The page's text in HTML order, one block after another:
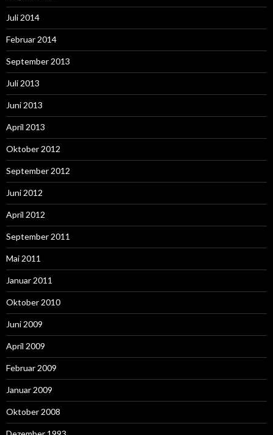
Juli 2014
Februar 2014
September 2013
Juli 2013
Juni 2013
April 2013
Oktober 2012
September 2012
Juni 2012
April 2012
September 2011
Mai 2011
Januar 2011
Oktober 2010
Juni 2009
April 2009
Februar 2009
Januar 2009
Oktober 2008